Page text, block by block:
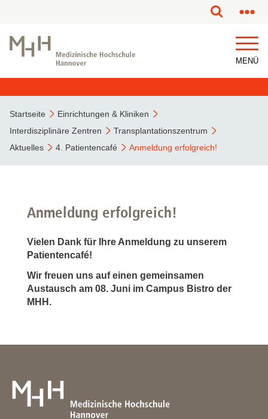
MENÜ
Startseite
Einrichtungen & Kliniken
Interdisziplinäre Zentren
Transplantationszentrum
Aktuelles
4. Patientencafé Anmeldung erfolgreich!
Anmeldung erfolgreich!
Vielen Dank für Ihre Anmeldung zu unserem
Patientencafé!
Wir freuen uns auf einen gemeinsamen
Austausch am 08. Juni im Campus Bistro der
MHH.